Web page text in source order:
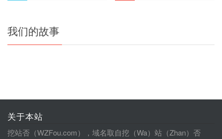
我们的故事
关于本站
挖站否（WZFou.com），域名取自挖（Wa）站（Zhan）否